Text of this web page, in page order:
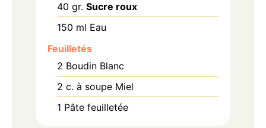
40 gr. Sucre roux
150 ml Eau
Feuilletés
2 Boudin Blanc
2 c. à soupe Miel
1 Pâte feuilletée